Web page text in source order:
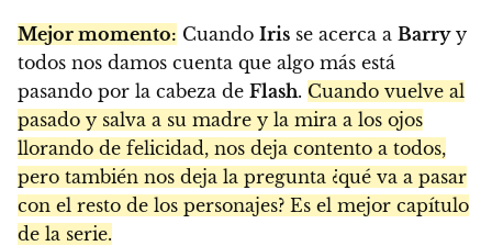
Mejor momento: Cuando Iris se acerca a Barryy
todos nos damos cuenta que algo más está
pasando por la cabeza de Flash. Cuando vuelve al
pasado y salva a su madre y la mira a los ojos
llorando de felicidad, nos deja contento a todos,
pero también nos deja la pregunta ¿qué va a pasar
con el resto de los personajes? Es el mejor capítulo
de la serie.